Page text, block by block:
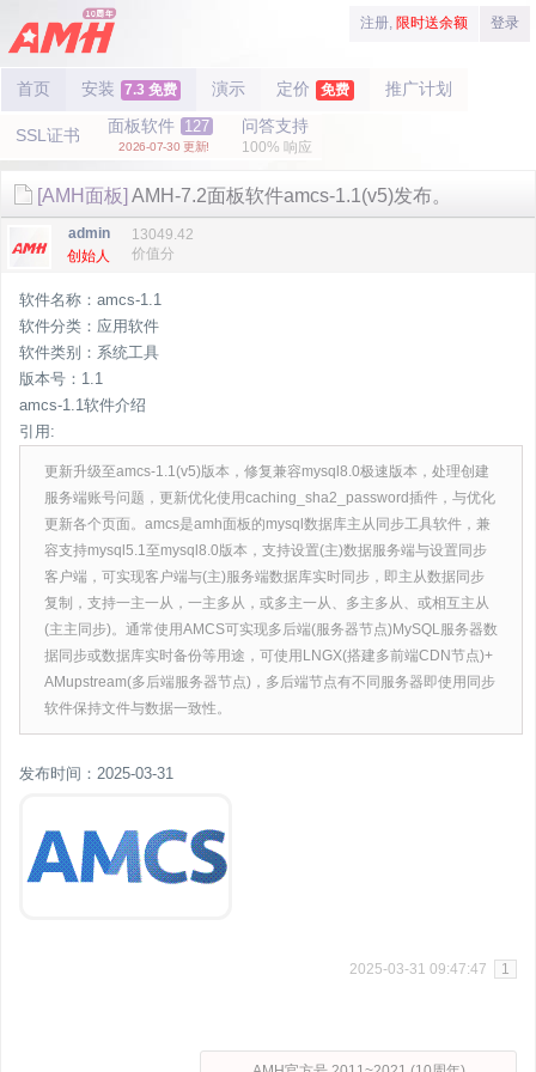
注册, 限时送余额 登录
首页 安装 7.3 免费 演示 定价 免费 推广计划
SSL证书 面板软件 127
2026-07-30 更新!
问答支持
100% 响应
[AMH面板] AMH-7.2面板软件amcs-1.1(v5)发布。
admin
创始人
13049.42
价值分
软件名称：amcs-1.1
软件分类：应用软件
软件类别：系统工具
版本号：1.1
amcs-1.1软件介绍
引用:
更新升级至amcs-1.1(v5)版本，修复兼容mysql8.0极速版本，处理创建
服务端账号问题，更新优化使用caching_sha2_password插件，与优化
更新各个页面。amcs是amh面板的mysql数据库主从同步工具软件，兼
容支持mysql5.1至mysql8.0版本，支持设置(主)数据服务端与设置同步
客户端，可实现客户端与(主)服务端数据库实时同步，即主从数据同步
复制，支持一主一从，一主多从，或多主一从、多主多从、或相互主从
(主主同步)。通常使用AMCS可实现多后端(服务器节点)MySQL服务器数
据同步或数据库实时备份等用途，可使用LNGX(搭建多前端CDN节点)+
AMupstream(多后端服务器节点)，多后端节点有不同服务器即使用同步
软件保持文件与数据一致性。
发布时间：2025-03-31
2025-03-31 09:47:47 1